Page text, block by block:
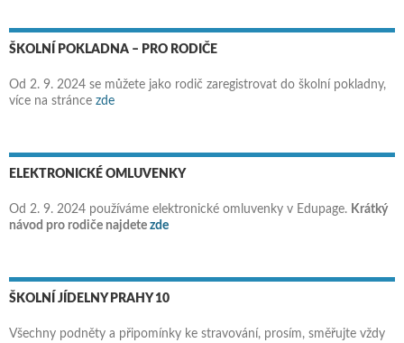
ŠKOLNÍ POKLADNA – PRO RODIČE
Od 2. 9. 2024 se můžete jako rodič zaregistrovat do školní pokladny,
více na stránce zde
ELEKTRONICKÉ OMLUVENKY
Od 2. 9. 2024 používáme elektronické omluvenky v Edupage. Krátký
návod pro rodiče najdete zde
ŠKOLNÍ JÍDELNY PRAHY 10
Všechny podněty a připomínky ke stravování, prosím, směřujte vždy